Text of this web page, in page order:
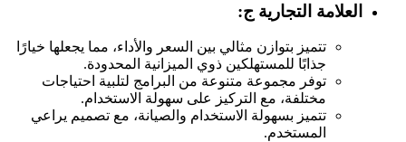
العلامة التجارية ج:
تتميز بتوازن مثالي بين السعر والأداء، مما يجعلها خيارًا
جذابًا للمستهلكين ذوي الميزانية المحدودة.
توفر مجموعة متنوعة من البرامج لتلبية احتياجات
مختلفة، مع التركيز على سهولة الاستخدام.
تتميز بسهولة الاستخدام والصيانة، مع تصميم يراعي
المستخدم.